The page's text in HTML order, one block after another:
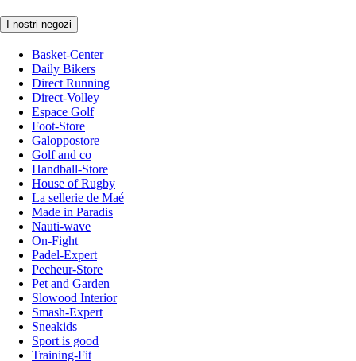
I nostri negozi
Basket-Center
Daily Bikers
Direct Running
Direct-Volley
Espace Golf
Foot-Store
Galoppostore
Golf and co
Handball-Store
House of Rugby
La sellerie de Maé
Made in Paradis
Nauti-wave
On-Fight
Padel-Expert
Pecheur-Store
Pet and Garden
Slowood Interior
Smash-Expert
Sneakids
Sport is good
Training-Fit